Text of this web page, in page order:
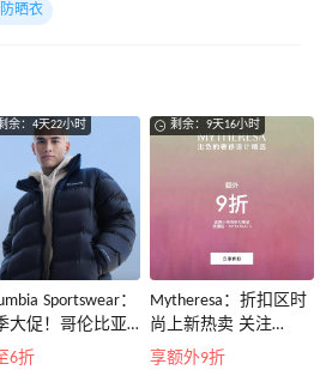
晒衣
余：4天22小时
Sportswear：
大促！哥伦比亚
热卖
6折
剩余：9天16小时
Mytheresa：折扣区时
尚上新热卖 关注
TOTEME、
享额外9折